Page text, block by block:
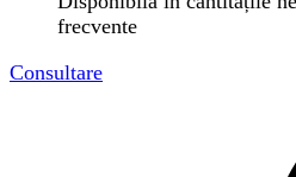
frecvente
Consultare